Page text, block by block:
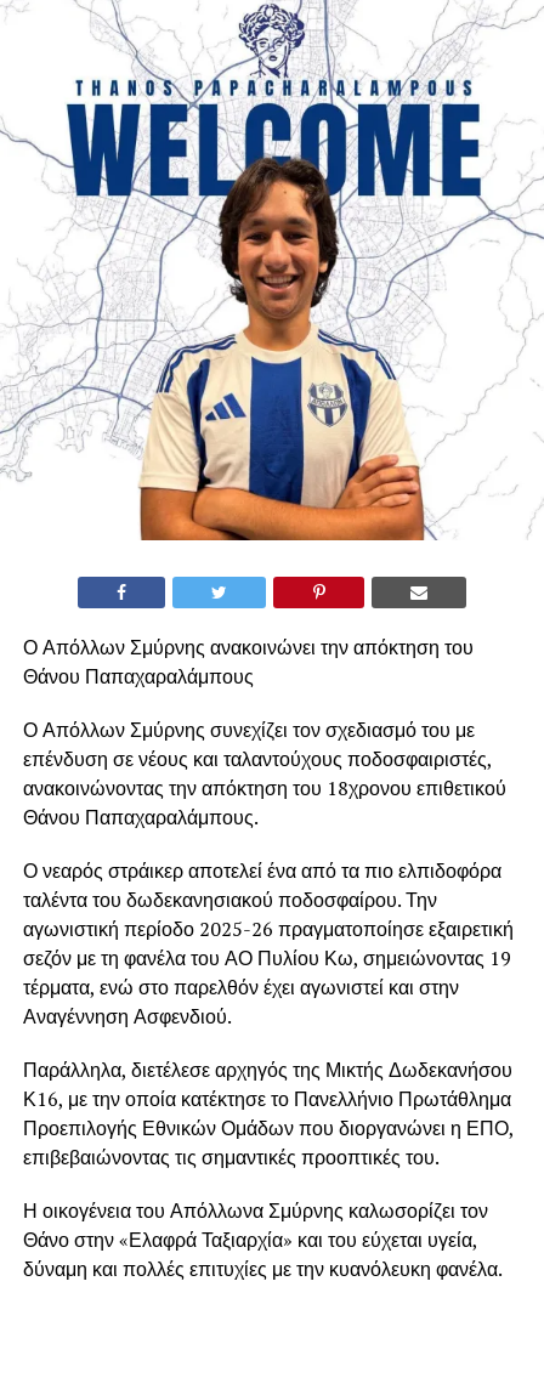
Ο Απόλλων Σμύρνης ανακοινώνει την απόκτηση του
Θάνου Παπαχαραλάμπους
Ο Απόλλων Σμύρνης συνεχίζει τον σχεδιασμό του με
επένδυση σε νέους και ταλαντούχους ποδοσφαιριστές,
ανακοινώνοντας την απόκτηση του 18χρονου επιθετικού
Θάνου Παπαχαραλάμπους.
Ο νεαρός στράικερ αποτελεί ένα από τα πιο ελπιδοφόρα
ταλέντα του δωδεκανησιακού ποδοσφαίρου. Την
αγωνιστική περίοδο 2025-26 πραγματοποίησε εξαιρετική
σεζόν με τη φανέλα του ΑΟ Πυλίου Κω, σημειώνοντας 19
τέρματα, ενώ στο παρελθόν έχει αγωνιστεί και στην
Αναγέννηση Ασφενδιού.
Παράλληλα, διετέλεσε αρχηγός της Μικτής Δωδεκανήσου
Κ16, με την οποία κατέκτησε το Πανελλήνιο Πρωτάθλημα
Προεπιλογής Εθνικών Ομάδων που διοργανώνει η ΕΠΟ,
επιβεβαιώνοντας τις σημαντικές προοπτικές του.
Η οικογένεια του Απόλλωνα Σμύρνης καλωσορίζει τον
Θάνο στην «Ελαφρά Ταξιαρχία» και του εύχεται υγεία,
δύναμη και πολλές επιτυχίες με την κυανόλευκη φανέλα.